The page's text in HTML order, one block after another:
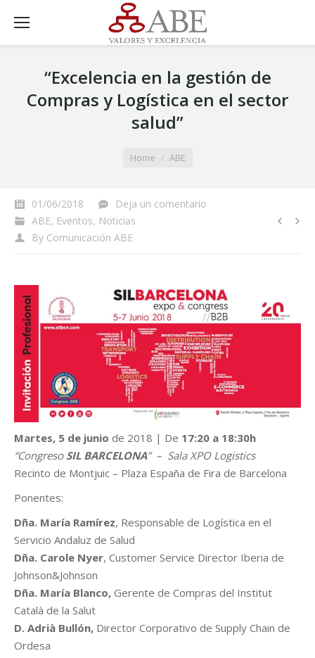
“Excelencia en la gestión de
Compras y Logística en el sector
salud”
Home ABE
01/06/2018
Deja un comentario
ABE, Eventos, Noticias
By Comunicación ABE
Martes, 5 de junio de 2018 | De 17:20 a 18:30h
“Congreso SIL BARCELONA” – Sala XPO Logistics
Recinto de Montjuic – Plaza España de Fira de Barcelona
Ponentes:
Dña. María Ramírez, Responsable de Logística en el
Servicio Andaluz de Salud
Dña. Carole Nyer, Customer Service Director Iberia de
Johnson&Johnson
Dña. María Blanco, Gerente de Compras del Institut
Català de la Salut
D. Adrià Bullón, Director Corporativo de Supply Chain de
Ordesa